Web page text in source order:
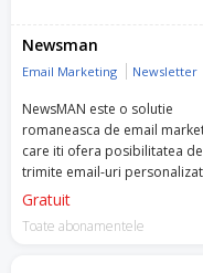
Newsman
Email Marketing Newsletter
NewsMAN este o solutie
romaneasca de email
care iti ofera posibilitatea
trimite email-uri
catre clientii tai.
Gratuit
Toate abonamentele